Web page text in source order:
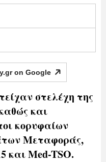
on Google
στελέχη της
και
κορυφαίων
Μεταφοράς,
και Med-TSO.